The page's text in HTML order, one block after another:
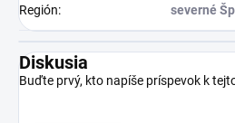
Región: severné
Diskusia
Buďte prvý, kto napíše príspevok k